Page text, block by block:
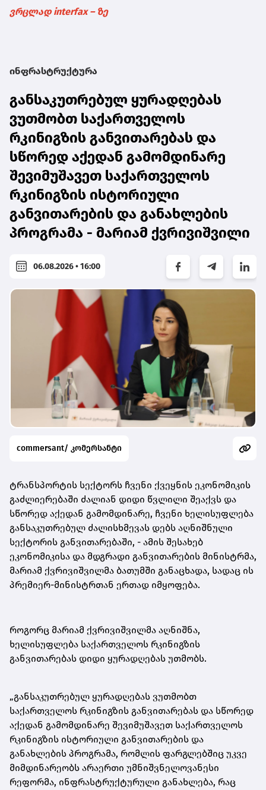
ვრცლად interfax – ზე
ინფრასტრუქტურა
განსაკუთრებულ ყურადღებას
ვუთმობთ საქართველოს
რკინიგზის განვითარებას და
სწორედ აქედან გამომდინარე
შევიმუშავეთ საქართველოს
რკინიგზის ისტორიული
განვითარების და განახლების
პროგრამა - მარიამ ქვრივიშვილი
06.08.2026 • 16:00
commersant/ კომერსანტი
ტრანსპორტის სექტორს ჩვენი ქვეყნის ეკონომიკის
გაძლიერებაში ძალიან დიდი წვლილი შეაქვს და
სწორედ აქედან გამომდინარე, ჩვენი ხელისუფლება
განსაკუთრებულ ძალისხმევას დებს აღნიშნული
სექტორის განვითარებაში, - ამის შესახებ
ეკონომიკისა და მდგრადი განვითარების მინისტრმა,
მარიამ ქვრივიშვილმა ბათუმში განაცხადა, სადაც ის
პრემიერ-მინისტრთან ერთად იმყოფება.
როგორც მარიამ ქვრივიშვილმა აღნიშნა,
ხელისუფლება საქართველოს რკინიგზის
განვითარებას დიდი ყურადღებას უთმობს.
„განსაკუთრებულ ყურადღებას ვუთმობთ
საქართველოს რკინიგზის განვითარებას და სწორედ
აქედან გამომდინარე შევიმუშავეთ საქართველოს
რკინიგზის ისტორიული განვითარების და
განახლების პროგრამა, რომლის ფარგლებშიც უკვე
მიმდინარეობს არაერთი უმნიშვნელოვანესი
რეფორმა, ინფრასტრუქტურული განახლება, რაც